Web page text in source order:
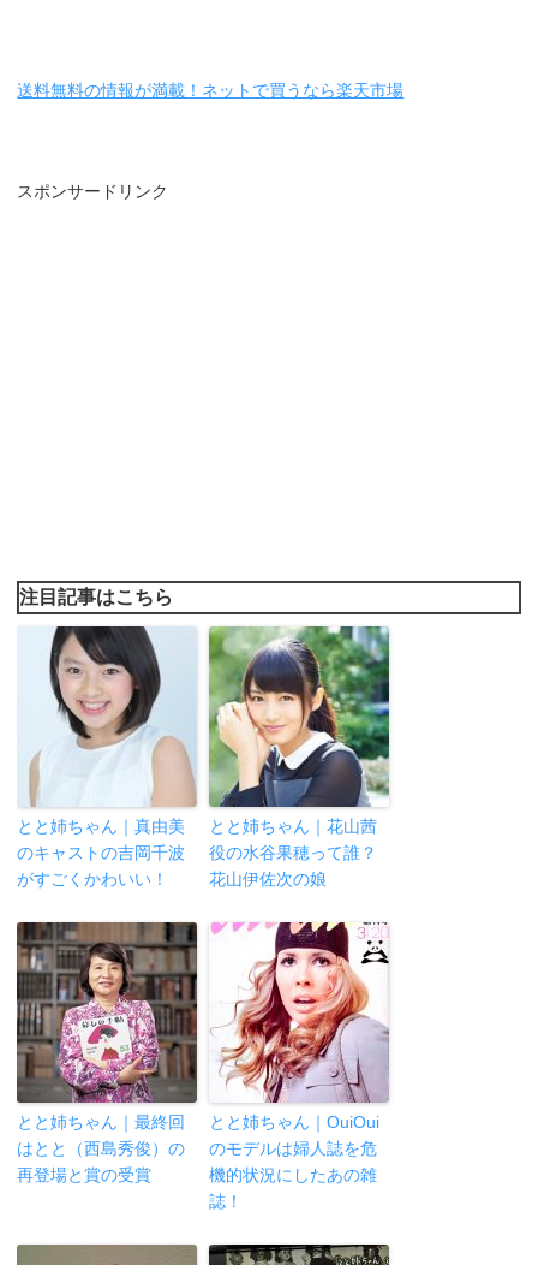
送料無料の情報が満載！ネットで買うなら楽天市場
スポンサードリンク
注目記事はこちら
とと姉ちゃん｜真由美
のキャストの吉岡千波
がすごくかわいい！
とと姉ちゃん｜花山茜
役の水谷果穂って誰？
花山伊佐次の娘
とと姉ちゃん｜最終回
はとと（西島秀俊）の
再登場と賞の受賞
とと姉ちゃん｜OuiOui
のモデルは婦人誌を危
機的状況にしたあの雑
誌！